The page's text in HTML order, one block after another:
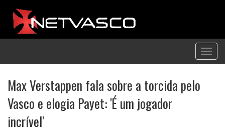
Max Verstappen fala sobre a torcida pelo
Vasco e elogia Payet: 'É um jogador
incrível'